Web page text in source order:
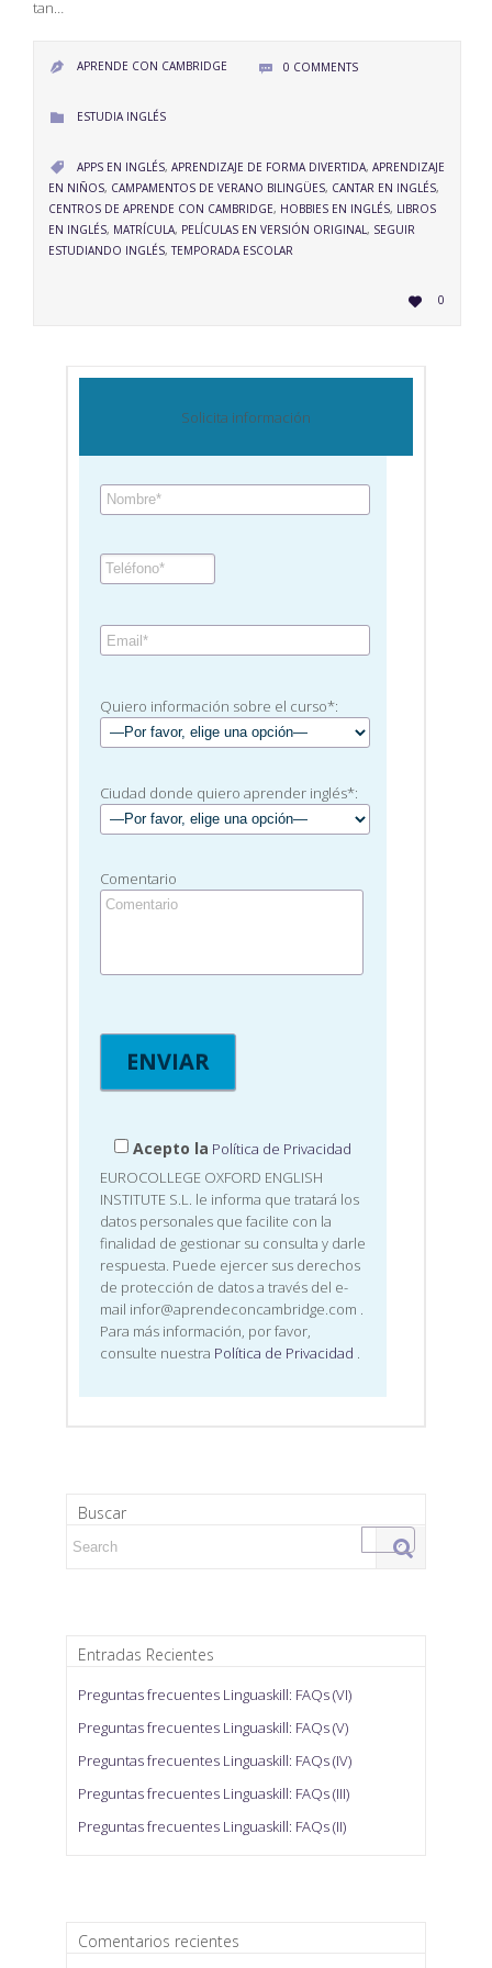
tan…
 APRENDE CON CAMBRIDGE  0 COMMENTS
 CATEGORY
ESTUDIA INGLÉS
 CATEGORY
APPS EN INGLÉS, APRENDIZAJE DE FORMA DIVERTIDA, APRENDIZAJE
EN NIÑOS, CAMPAMENTOS DE VERANO BILINGÜES, CANTAR EN INGLÉS,
CENTROS DE APRENDE CON CAMBRIDGE, HOBBIES EN INGLÉS, LIBROS
EN INGLÉS, MATRÍCULA, PELÍCULAS EN VERSIÓN ORIGINAL, SEGUIR
ESTUDIANDO INGLÉS,TEMPORADA ESCOLAR
 LOVE
IT0
Solicita información
Quiero información sobre el curso*:
Ciudad donde quiero aprender inglés*:
Comentario
Acepto la Política de Privacidad
EUROCOLLEGE OXFORD ENGLISH
INSTITUTE S.L. le informa que tratará los
datos personales que facilite con la
finalidad de gestionar su consulta y darle
respuesta. Puede ejercer sus derechos
de protección de datos a través del e-
mail infor@aprendeconcambridge.com .
Para más información, por favor,
consulte nuestra Política de Privacidad .
Buscar
Entradas Recientes
Preguntas frecuentes Linguaskill: FAQs (VI)
Preguntas frecuentes Linguaskill: FAQs (V)
Preguntas frecuentes Linguaskill: FAQs (IV)
Preguntas frecuentes Linguaskill: FAQs (III)
Preguntas frecuentes Linguaskill: FAQs (II)
Comentarios recientes